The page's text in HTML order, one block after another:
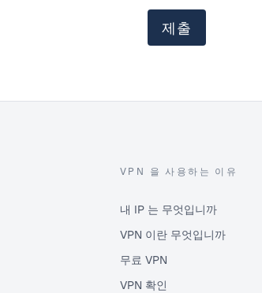
제출
VPN 을 사용하는 이유
내 IP 는 무엇입니까
VPN 이란 무엇입니까
무료 VPN
VPN 확인